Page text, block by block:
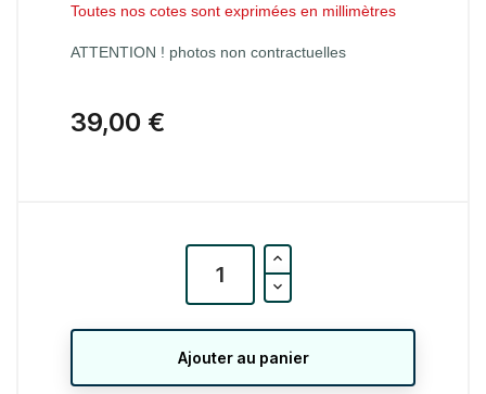
Toutes nos cotes sont exprimées en millimètres
ATTENTION ! photos non contractuelles
39,00 €
Ajouter au panier